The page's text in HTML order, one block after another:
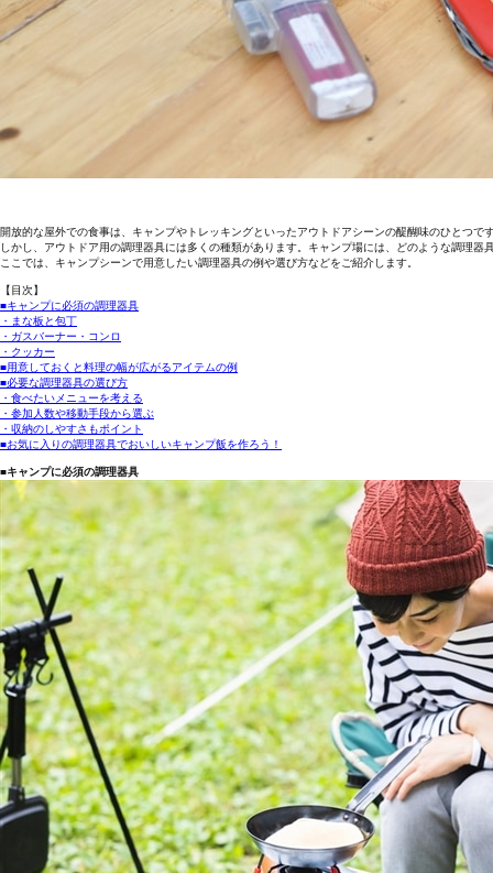
開放的な屋外での食事は、キャンプやトレッキングといったアウトドアシーンの醍醐味のひとつ
しかし、アウトドア用の調理器具には多くの種類があります。キャンプ場には、どのような調理器
ここでは、キャンプシーンで用意したい調理器具の例や選び方などをご紹介します。
【目次】
■キャンプに必須の調理器具
・まな板と包丁
・ガスバーナー・コンロ
・クッカー
■用意しておくと料理の幅が広がるアイテムの例
■必要な調理器具の選び方
・食べたいメニューを考える
・参加人数や移動手段から選ぶ
・収納のしやすさもポイント
■お気に入りの調理器具でおいしいキャンプ飯を作ろう！
■キャンプに必須の調理器具